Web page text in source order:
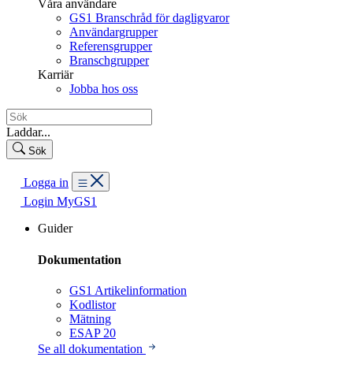
Våra användare
GS1 Branschråd för dagligvaror
Användargrupper
Referensgrupper
Branschgrupper
Karriär
Jobba hos oss
Laddar...
Sök
Logga in
Login MyGS1
Guider
Dokumentation
GS1 Artikelinformation
Kodlistor
Mätning
ESAP 20
Se all dokumentation